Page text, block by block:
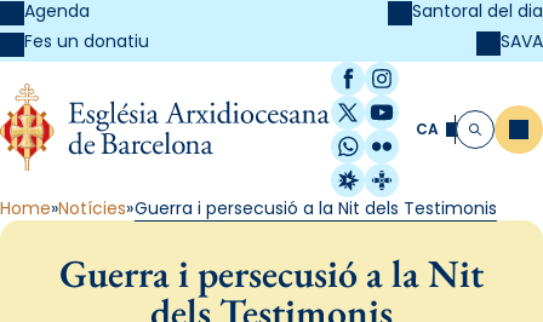
Agenda
Fes un donatiu
Santoral del dia
SAVA
Facebook
Instagram
X / Twitter
YouTube
WhatsApp
Flickr
Radio Estel
Catalunya
CA Cerca
Home Notícies Guerra i persecusió a la Nit dels Testimonis
Guerra i persecusió a la Nit
dels Testimonis